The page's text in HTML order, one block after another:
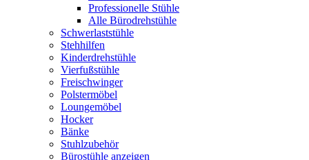
Professionelle Stühle
Alle Bürodrehstühle
Schwerlaststühle
Stehhilfen
Kinderdrehstühle
Vierfußstühle
Freischwinger
Polstermöbel
Loungemöbel
Hocker
Bänke
Stuhlzubehör
Bürostühle anzeigen